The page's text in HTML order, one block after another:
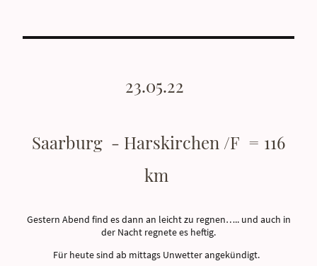
23.05.22
Saarburg - Harskirchen /F = 116
km
Gestern Abend find es dann an leicht zu regnen….. und auch in
der Nacht regnete es heftig.
Für heute sind ab mittags Unwetter angekündigt.